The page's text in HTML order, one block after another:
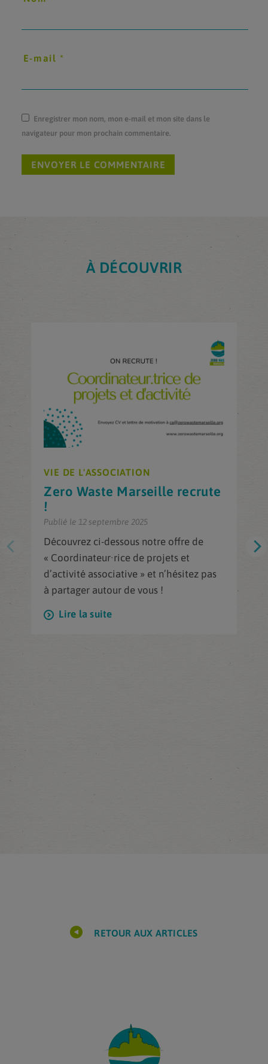
E-mail*
Enregistrer mon nom, mon e-mail et mon site dans le
navigateur pour mon prochain commentaire.
À DÉCOUVRIR
VIE DE L'ASSOCIATION
Zero Waste Marseille recrute
!
Publié le 12 septembre 2025
Découvrez ci-dessous notre offre de
« Coordinateur·rice de projets et
d’activité associative » et n’hésitez pas
à partager autour de vous !
Lire la suite
RETOUR AUX ARTICLES